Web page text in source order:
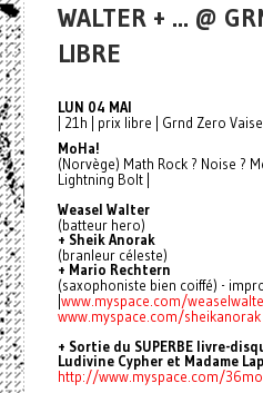
WALTER + ... @
LIBRE
LUN 04 MAI
| 21h | prix libre | Grnd Zero Vaise
MoHa!
(Norvège) Math Rock ? Noise ?
Lightning Bolt |
Weasel Walter
(batteur hero)
+ Sheik Anorak
(branleur céleste)
+ Mario Rechtern
(saxophoniste bien coiffé) -
www.myspace.com/
www.myspace.com/sheikanorak
+ Sortie du SUPERBE livre-
Ludivine Cypher et Madame
http://www.myspace.com/